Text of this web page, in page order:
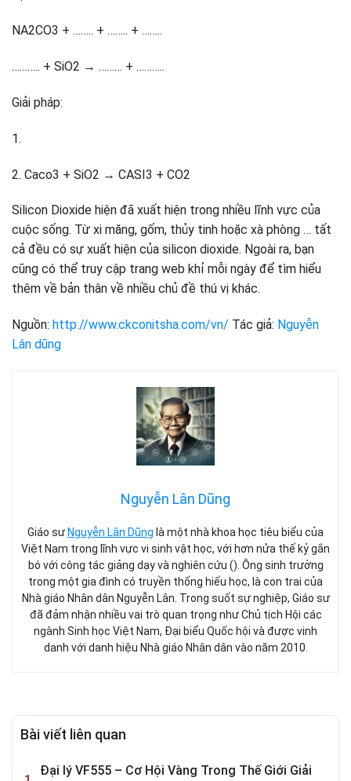
NA2CO3 + …….. + …….. + ……..
……….. + SiO2 → ……… + ………..
Giải pháp:
1.
2. Caco3 + SiO2 → CASI3 + CO2
Silicon Dioxide hiện đã xuất hiện trong nhiều lĩnh vực của
cuộc sống. Từ xi măng, gốm, thủy tinh hoặc xà phòng … tất
cả đều có sự xuất hiện của silicon dioxide. Ngoài ra, bạn
cũng có thể truy cập trang web khỉ mỗi ngày để tìm hiểu
thêm về bản thân về nhiều chủ đề thú vị khác.
Nguồn: http://www.ckconitsha.com/vn/ Tác giả: Nguyễn
Lân dũng
Nguyễn Lân Dũng
Giáo sư Nguyễn Lân Dũng là một nhà khoa học tiêu biểu của
Việt Nam trong lĩnh vực vi sinh vật học, với hơn nửa thế kỷ gắn
bó với công tác giảng dạy và nghiên cứu (). Ông sinh trưởng
trong một gia đình có truyền thống hiếu học, là con trai của
Nhà giáo Nhân dân Nguyễn Lân. Trong suốt sự nghiệp, Giáo sư
đã đảm nhận nhiều vai trò quan trọng như Chủ tịch Hội các
ngành Sinh học Việt Nam, Đại biểu Quốc hội và được vinh
danh với danh hiệu Nhà giáo Nhân dân vào năm 2010.
Bài viết liên quan
Đại lý VF555 – Cơ Hội Vàng Trong Thế Giới Giải